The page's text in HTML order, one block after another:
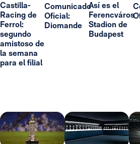
Castilla-
Racing de
Ferrol:
segundo
amistoso de
la semana
para el filial
Comunicado
Oficial:
Diomande
Así es el
Ferencváros
Stadion de
Budapest